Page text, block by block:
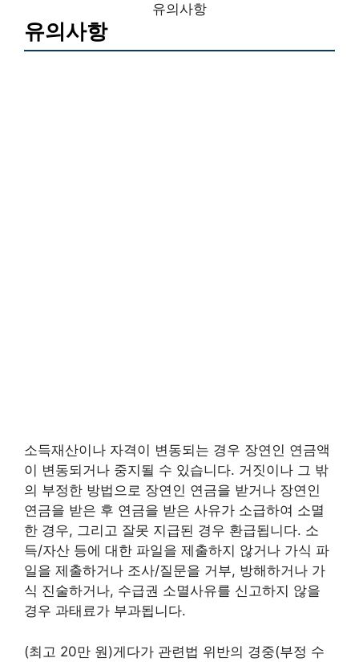
유의사항
유의사항
소득재산이나 자격이 변동되는 경우 장연인 연금액
이 변동되거나 중지될 수 있습니다. 거짓이나 그 밖
의 부정한 방법으로 장연인 연금을 받거나 장연인
연금을 받은 후 연금을 받은 사유가 소급하여 소멸
한 경우, 그리고 잘못 지급된 경우 환급됩니다. 소
득/자산 등에 대한 파일을 제출하지 않거나 가식 파
일을 제출하거나 조사/질문을 거부, 방해하거나 가
식 진술하거나, 수급권 소멸사유를 신고하지 않을
경우 과태료가 부과됩니다.
(최고 20만 원)게다가 관련법 위반의 경중(부정 수